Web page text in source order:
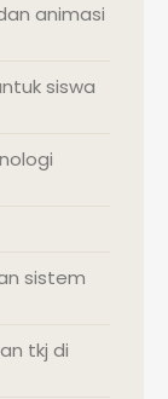
animasi
siswa
sistem
tkj di